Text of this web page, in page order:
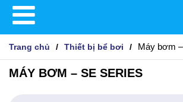
Trang chủ Thiết bị bể bơi Máy bơm
MÁY BƠM – SE SERIES